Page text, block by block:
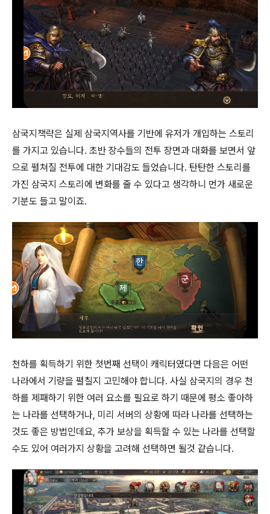
삼국지책략은 실제 삼국지역사를 기반에 유저가 개입하는 스토리
를 가지고 있습니다. 초반 장수들의 전투 장면과 대화를 보면서 앞
으로 펼쳐질 전투에 대한 기대감도 들었습니다. 탄탄한 스토리를
가진 삼국지 스토리에 변화를 줄 수 있다고 생각하니 먼가 새로운
기분도 들고 말이죠.
천하를 획득하기 위한 첫번째 선택이 캐릭터였다면 다음은 어떤
나라에서 기량을 펼칠지 고민해야 합니다. 사실 삼국지의 경우 천
하를 제패하기 위한 여러 요소를 필요로 하기 때문에 평소 좋아하
는 나라를 선택하거나, 미리 서버의 상황에 따라 나라를 선택하는
것도 좋은 방법인데요, 추가 보상을 획득할 수 있는 나라를 선택할
수도 있어 여러가지 상황을 고려해 선택하면 될것 같습니다.